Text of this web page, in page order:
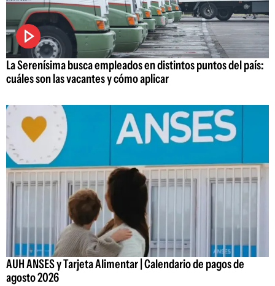
La Serenísima busca empleados en distintos puntos del país:
cuáles son las vacantes y cómo aplicar
AUH ANSES y Tarjeta Alimentar | Calendario de pagos de
agosto 2026